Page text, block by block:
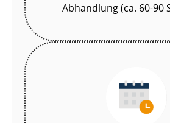
Abhandlung (ca. 60-90